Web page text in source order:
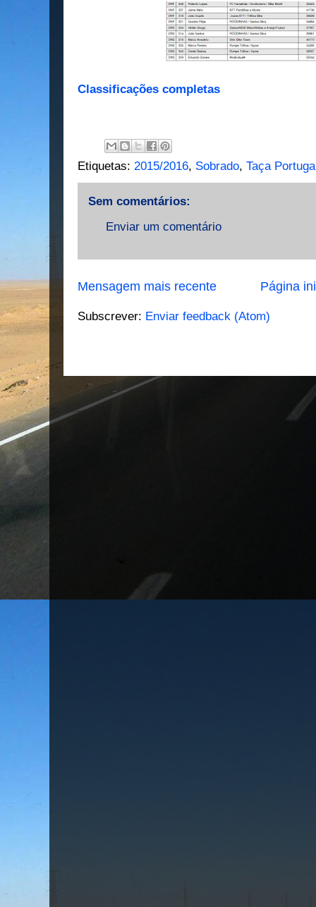
Classificações completas
Etiquetas: 2015/2016, Sobrado, Taça
Sem comentários:
Enviar um comentário
Mensagem mais recente Página
Subscrever: Enviar feedback (Atom)